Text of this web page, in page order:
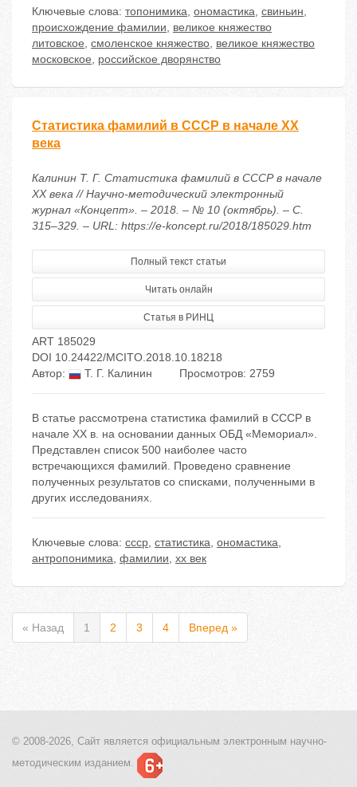
Ключевые слова: топонимика, ономастика, свиньин,
происхождение фамилии, великое княжество
литовское, смоленское княжество, великое княжество
московское, российское дворянство
Статистика фамилий в СССР в начале XX
века
Калинин Т. Г. Статистика фамилий в СССР в начале
XX века // Научно-методический электронный
журнал «Концепт». – 2018. – № 10 (октябрь). – С.
315–329. – URL: https://e-koncept.ru/2018/185029.htm
Полный текст статьи
Читать онлайн
Статья в РИНЦ
ART 185029
DOI 10.24422/MCITO.2018.10.18218
Автор:
Т. Г. Калинин Просмотров: 2759
В статье рассмотрена статистика фамилий в СССР в
начале XX в. на основании данных ОБД «Мемориал».
Представлен список 500 наиболее часто
встречающихся фамилий. Проведено сравнение
полученных результатов со списками, полученными в
других исследованиях.
Ключевые слова: ссср, статистика, ономастика,
антропонимика, фамилии, xx век
« Назад 1 2 3 4 Вперед »
© 2008-2026, Сайт является официальным электронным научно-
методическим изданием.